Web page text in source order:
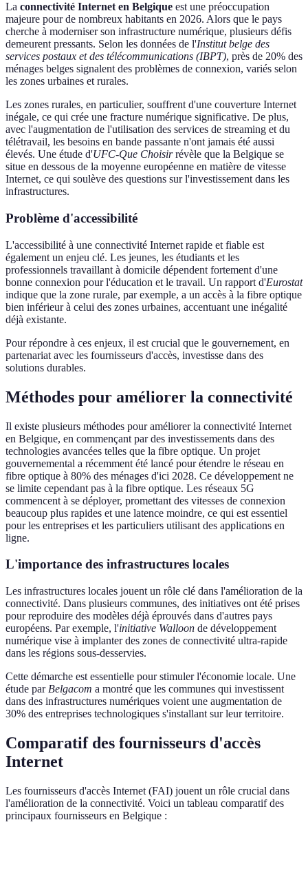
La connectivité Internet en Belgique est une préoccupation
majeure pour de nombreux habitants en 2026. Alors que le pays
cherche à moderniser son infrastructure numérique, plusieurs défis
demeurent pressants. Selon les données de l'Institut belge des
services postaux et des télécommunications (IBPT), près de 20% des
ménages belges signalent des problèmes de connexion, variés selon
les zones urbaines et rurales.
Les zones rurales, en particulier, souffrent d'une couverture Internet
inégale, ce qui crée une fracture numérique significative. De plus,
avec l'augmentation de l'utilisation des services de streaming et du
télétravail, les besoins en bande passante n'ont jamais été aussi
élevés. Une étude d'UFC-Que Choisirrévèle que la Belgique se
situe en dessous de la moyenne européenne en matière de vitesse
Internet, ce qui soulève des questions sur l'investissement dans les
infrastructures.
Problème d'accessibilité
L'accessibilité à une connectivité Internet rapide et fiable est
également un enjeu clé. Les jeunes, les étudiants et les
professionnels travaillant à domicile dépendent fortement d'une
bonne connexion pour l'éducation et le travail. Un rapport d'Eurostat
indique que la zone rurale, par exemple, a un accès à la fibre optique
bien inférieur à celui des zones urbaines, accentuant une inégalité
déjà existante.
Pour répondre à ces enjeux, il est crucial que le gouvernement, en
partenariat avec les fournisseurs d'accès, investisse dans des
solutions durables.
Méthodes pour améliorer la connectivité
Il existe plusieurs méthodes pour améliorer la connectivité Internet
en Belgique, en commençant par des investissements dans des
technologies avancées telles que la fibre optique. Un projet
gouvernemental a récemment été lancé pour étendre le réseau en
fibre optique à 80% des ménages d'ici 2028. Ce développement ne
se limite cependant pas à la fibre optique. Les réseaux 5G
commencent à se déployer, promettant des vitesses de connexion
beaucoup plus rapides et une latence moindre, ce qui est essentiel
pour les entreprises et les particuliers utilisant des applications en
ligne.
L'importance des infrastructures locales
Les infrastructures locales jouent un rôle clé dans l'amélioration de la
connectivité. Dans plusieurs communes, des initiatives ont été prises
pour reproduire des modèles déjà éprouvés dans d'autres pays
européens. Par exemple, l'initiative Walloon de développement
numérique vise à implanter des zones de connectivité ultra-rapide
dans les régions sous-desservies.
Cette démarche est essentielle pour stimuler l'économie locale. Une
étude par Belgacom a montré que les communes qui investissent
dans des infrastructures numériques voient une augmentation de
30% des entreprises technologiques s'installant sur leur territoire.
Comparatif des fournisseurs d'accès
Internet
Les fournisseurs d'accès Internet (FAI) jouent un rôle crucial dans
l'amélioration de la connectivité. Voici un tableau comparatif des
principaux fournisseurs en Belgique :